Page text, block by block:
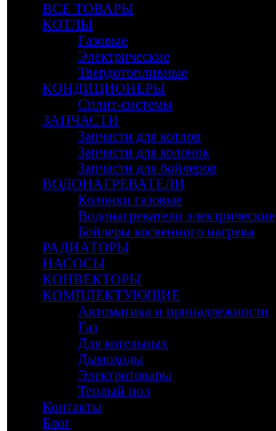
ВСЕ ТОВАРЫ
КОТЛЫ
Газовые
Электрические
Твердотопливные
КОНДИЦИОНЕРЫ
Сплит-системы
ЗАПЧАСТИ
Запчасти для котлов
Запчасти для колонок
Запчасти для бойлеров
ВОДОНАГРЕВАТЕЛИ
Колонки газовые
Водонагреватели электрические
Бойлеры косвенного нагрева
РАДИАТОРЫ
НАСОСЫ
КОНВЕКТОРЫ
КОМПЛЕКТУЮЩИЕ
Автоматика и принадлежности
Газ
Для котельных
Дымоходы
Электротовары
Теплый пол
Контакты
Блог